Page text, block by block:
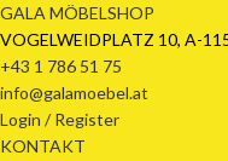
GALA MÖBELSHOP
VOGELWEIDPLATZ 10, A-
+43 1 786 51 75
info@galamoebel.at
Login / Register
KONTAKT